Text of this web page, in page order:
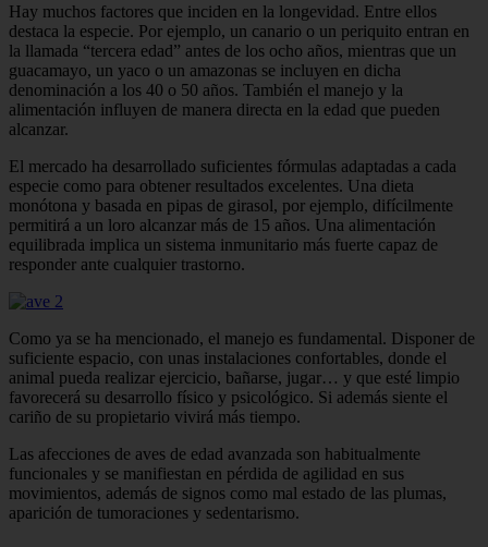
Hay muchos factores que inciden en la longevidad. Entre ellos
destaca la especie. Por ejemplo, un canario o un periquito entran en
la llamada “tercera edad” antes de los ocho años, mientras que un
guacamayo, un yaco o un amazonas se incluyen en dicha
denominación a los 40 o 50 años. También el manejo y la
alimentación influyen de manera directa en la edad que pueden
alcanzar.
El mercado ha desarrollado suficientes fórmulas adaptadas a cada
especie como para obtener resultados excelentes. Una dieta
monótona y basada en pipas de girasol, por ejemplo, difícilmente
permitirá a un loro alcanzar más de 15 años. Una alimentación
equilibrada implica un sistema inmunitario más fuerte capaz de
responder ante cualquier trastorno.
Como ya se ha mencionado, el manejo es fundamental. Disponer de
suficiente espacio, con unas instalaciones confortables, donde el
animal pueda realizar ejercicio, bañarse, jugar… y que esté limpio
favorecerá su desarrollo físico y psicológico. Si además siente el
cariño de su propietario vivirá más tiempo.
Las afecciones de aves de edad avanzada son habitualmente
funcionales y se manifiestan en pérdida de agilidad en sus
movimientos, además de signos como mal estado de las plumas,
aparición de tumoraciones y sedentarismo.